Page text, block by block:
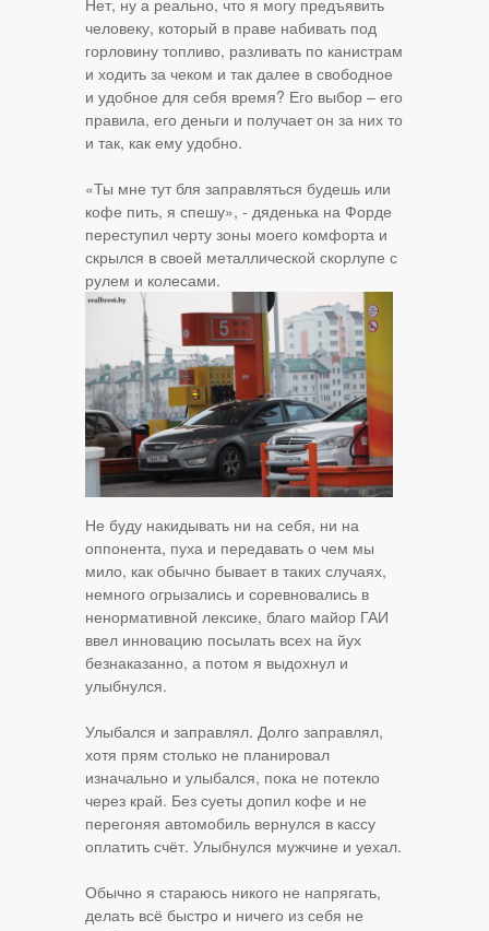
Нет, ну а реально, что я могу предъявить
человеку, который в праве набивать под
горловину топливо, разливать по канистрам
и ходить за чеком и так далее в свободное
и удобное для себя время? Его выбор – его
правила, его деньги и получает он за них то
и так, как ему удобно.
«Ты мне тут бля заправляться будешь или
кофе пить, я спешу», - дяденька на Форде
переступил черту зоны моего комфорта и
скрылся в своей металлической скорлупе с
рулем и колесами.
Не буду накидывать ни на себя, ни на
оппонента, пуха и передавать о чем мы
мило, как обычно бывает в таких случаях,
немного огрызались и соревновались в
ненормативной лексике, благо майор ГАИ
ввел инновацию посылать всех на йух
безнаказанно, а потом я выдохнул и
улыбнулся.
Улыбался и заправлял. Долго заправлял,
хотя прям столько не планировал
изначально и улыбался, пока не потекло
через край. Без суеты допил кофе и не
перегоняя автомобиль вернулся в кассу
оплатить счёт. Улыбнулся мужчине и уехал.
Обычно я стараюсь никого не напрягать,
делать всё быстро и ничего из себя не